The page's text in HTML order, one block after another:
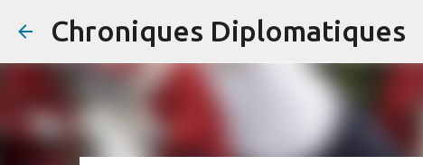
Chroniques Diplomatiques